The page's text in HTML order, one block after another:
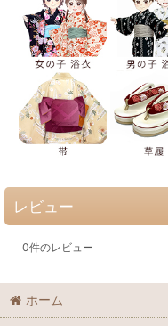
レビュー
0件のレビュー
ホーム